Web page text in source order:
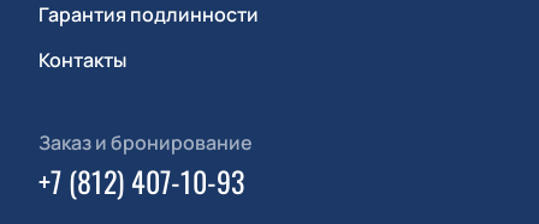
Гарантия подлинности
Контакты
Заказ и бронирование
+7 (812) 407-10-93